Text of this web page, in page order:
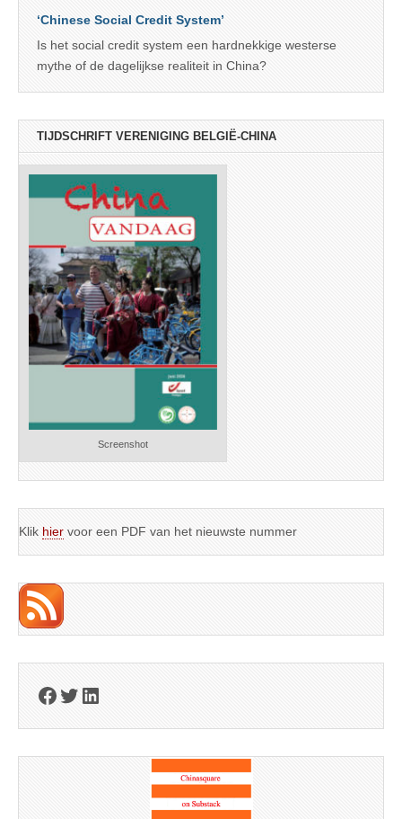
‘Chinese Social Credit System’
Is het social credit system een hardnekkige westerse
mythe of de dagelijkse realiteit in China?
TIJDSCHRIFT VERENIGING BELGIË-CHINA
Screenshot
Klik hier voor een PDF van het nieuwste nummer
Facebook
Twitter
LinkedIn